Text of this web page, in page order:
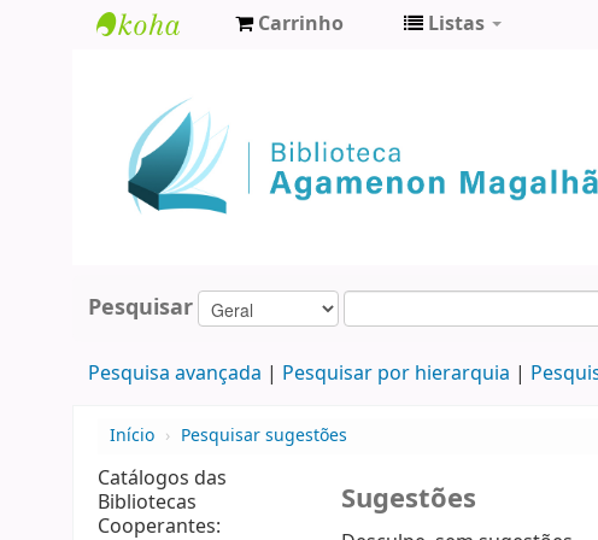
Agamenon
Magalhães
Carrinho Listas
Pesquisar
Pesquisa avançada Pesquisar por hierarquia
Início › Pesquisar sugestões
Catálogos das
Bibliotecas
Cooperantes:
Sugestões